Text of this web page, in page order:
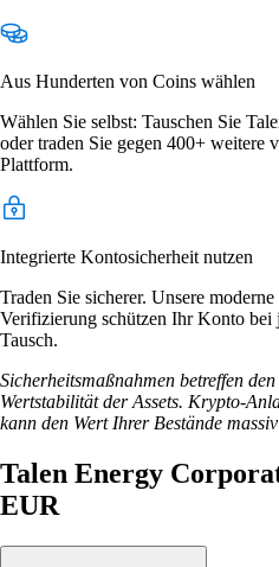
Aus Hunderten von Coins wählen
Wählen Sie selbst: Tauschen Sie
oder traden Sie gegen 400+ weitere
Plattform.
Integrierte Kontosicherheit nutzen
Traden Sie sicherer. Unsere
Verifizierung schützen Ihr Konto
Tausch.
Sicherheitsmaßnahmen betreffen
Wertstabilität der Assets. Krypto-
kann den Wert Ihrer Bestände
Talen Energy
EUR